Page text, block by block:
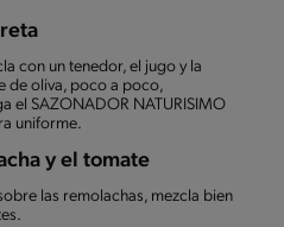
con un tenedor, el jugo y la
de oliva, poco a poco,
el SAZONADOR NATURISIMO
uniforme.
y el tomate
las remolachas, mezcla bien